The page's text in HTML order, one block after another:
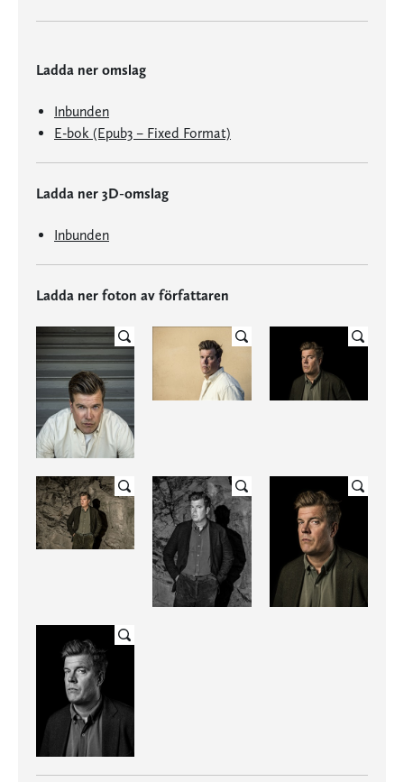
Ladda ner omslag
Inbunden
E-bok (Epub3 – Fixed Format)
Ladda ner 3D-omslag
Inbunden
Ladda ner foton av författaren